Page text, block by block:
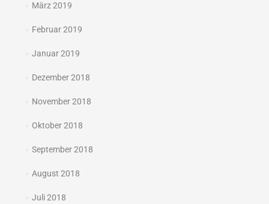
März 2019
Februar 2019
Januar 2019
Dezember 2018
November 2018
Oktober 2018
September 2018
August 2018
Juli 2018